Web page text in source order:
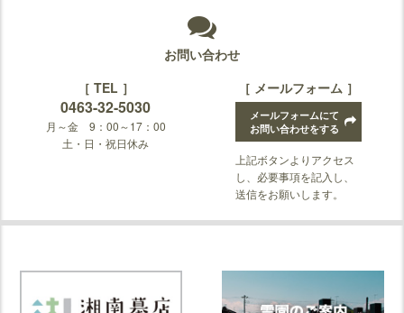
お問い合わせ
［ TEL ］
0463-32-5030
月～金 9：00～17：00
土・日・祝日休み
［ メールフォーム ］
メールフォームにて
お問い合わせをする
上記ボタンよりアクセス
し、必要事項を記入し、
送信をお願いします。